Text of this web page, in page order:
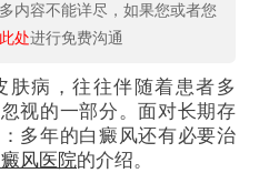
内容不能详尽，如果您或者您
处进行免费沟通
肤病，往往伴随着患者多
视的一部分。面对长期存
多年的白癜风还有必要治
风医院的介绍。